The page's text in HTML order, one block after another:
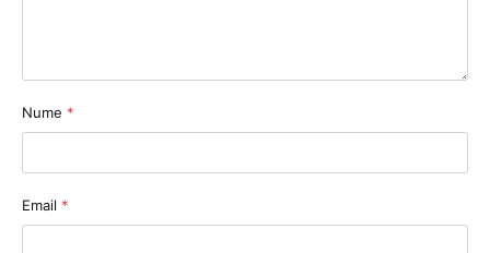
Nume *
Email *